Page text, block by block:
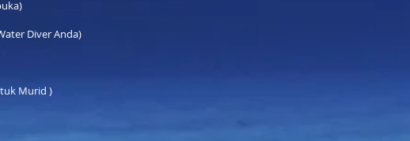
Diver Anda)
Murid )